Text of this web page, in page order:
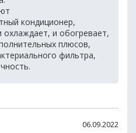
кондиционер,
охлаждает, и обогревает,
плюсов,
фильтра,
06.09.2022